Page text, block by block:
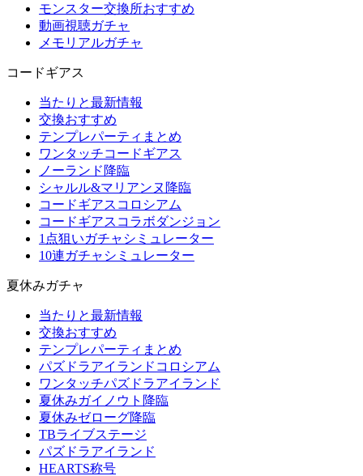
モンスター交換所おすすめ
動画視聴ガチャ
メモリアルガチャ
コードギアス
当たりと最新情報
交換おすすめ
テンプレパーティまとめ
ワンタッチコードギアス
ノーランド降臨
シャルル&マリアンヌ降臨
コードギアスコロシアム
コードギアスコラボダンジョン
1点狙いガチャシミュレーター
10連ガチャシミュレーター
夏休みガチャ
当たりと最新情報
交換おすすめ
テンプレパーティまとめ
パズドラアイランドコロシアム
ワンタッチパズドラアイランド
夏休みガイノウト降臨
夏休みゼローグ降臨
TBライブステージ
パズドラアイランド
HEARTS称号